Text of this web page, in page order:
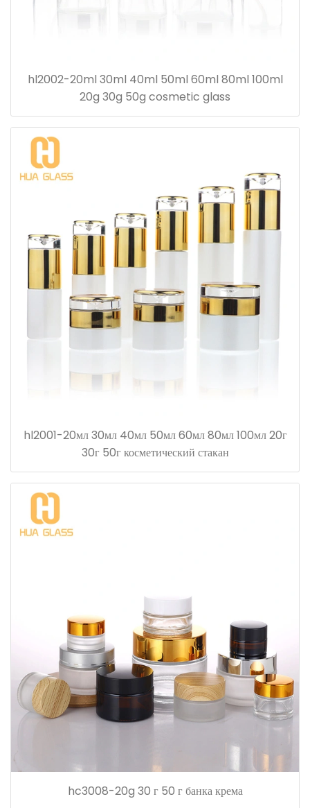
hl2002-20ml 30ml 40ml 50ml 60ml 80ml 100ml
20g 30g 50g cosmetic glass
hl2001-20мл 30мл 40мл 50мл 60мл 80мл 100мл 20г
30г 50г косметический стакан
hc3008-20g 30 г 50 г банка крема